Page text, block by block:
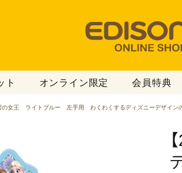
ト オンライン限定 会員特典
の女王 ライトブルー 左手用 わくわくするディズニーデザイン